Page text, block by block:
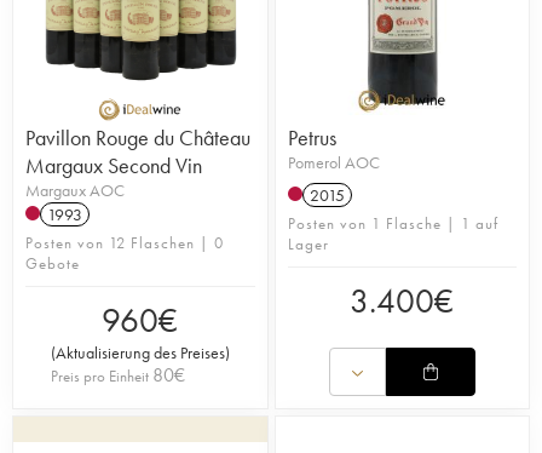
Pavillon Rouge du Château
Margaux Second Vin
Margaux AOC
1993
Posten von 12 Flaschen | 0
Gebote
960€
(Aktualisierung des Preises)
Preis pro Einheit 80€
Petrus
Pomerol AOC
2015
Posten von 1 Flasche | 1 auf
Lager
3.400€